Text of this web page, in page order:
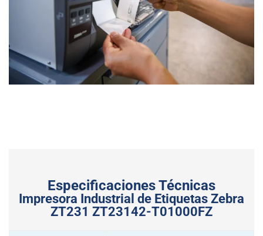
Especificaciones Técnicas
Impresora Industrial de Etiquetas Zebra
ZT231 ZT23142-T01000FZ